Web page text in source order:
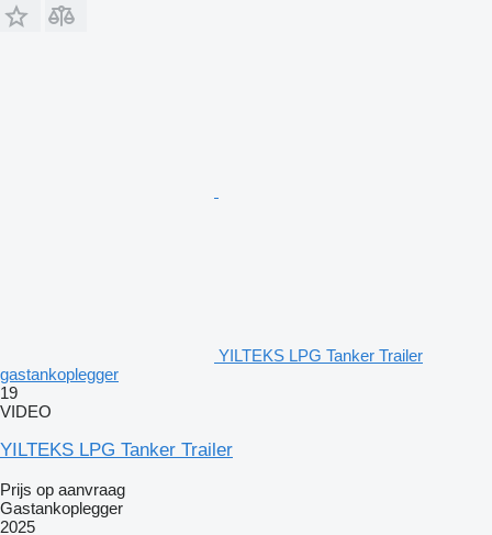
YILTEKS LPG Tanker Trailer
gastankoplegger
19
VIDEO
YILTEKS LPG Tanker Trailer
Prijs op aanvraag
Gastankoplegger
2025